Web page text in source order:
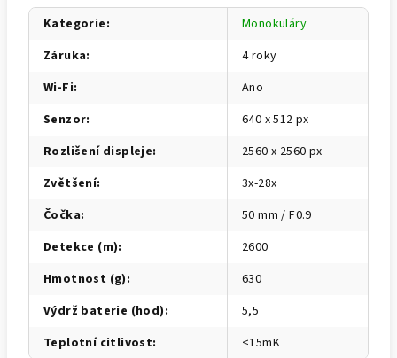
Kategorie:
Monokuláry
Záruka:
4 roky
Wi-Fi:
Ano
Senzor:
640 x 512 px
Rozlišení displeje:
2560 x 2560 px
Zvětšení:
3x-28x
Čočka:
50 mm / F0.9
Detekce (m):
2600
Hmotnost (g):
630
Výdrž baterie (hod):
5,5
Teplotní citlivost: <15mK